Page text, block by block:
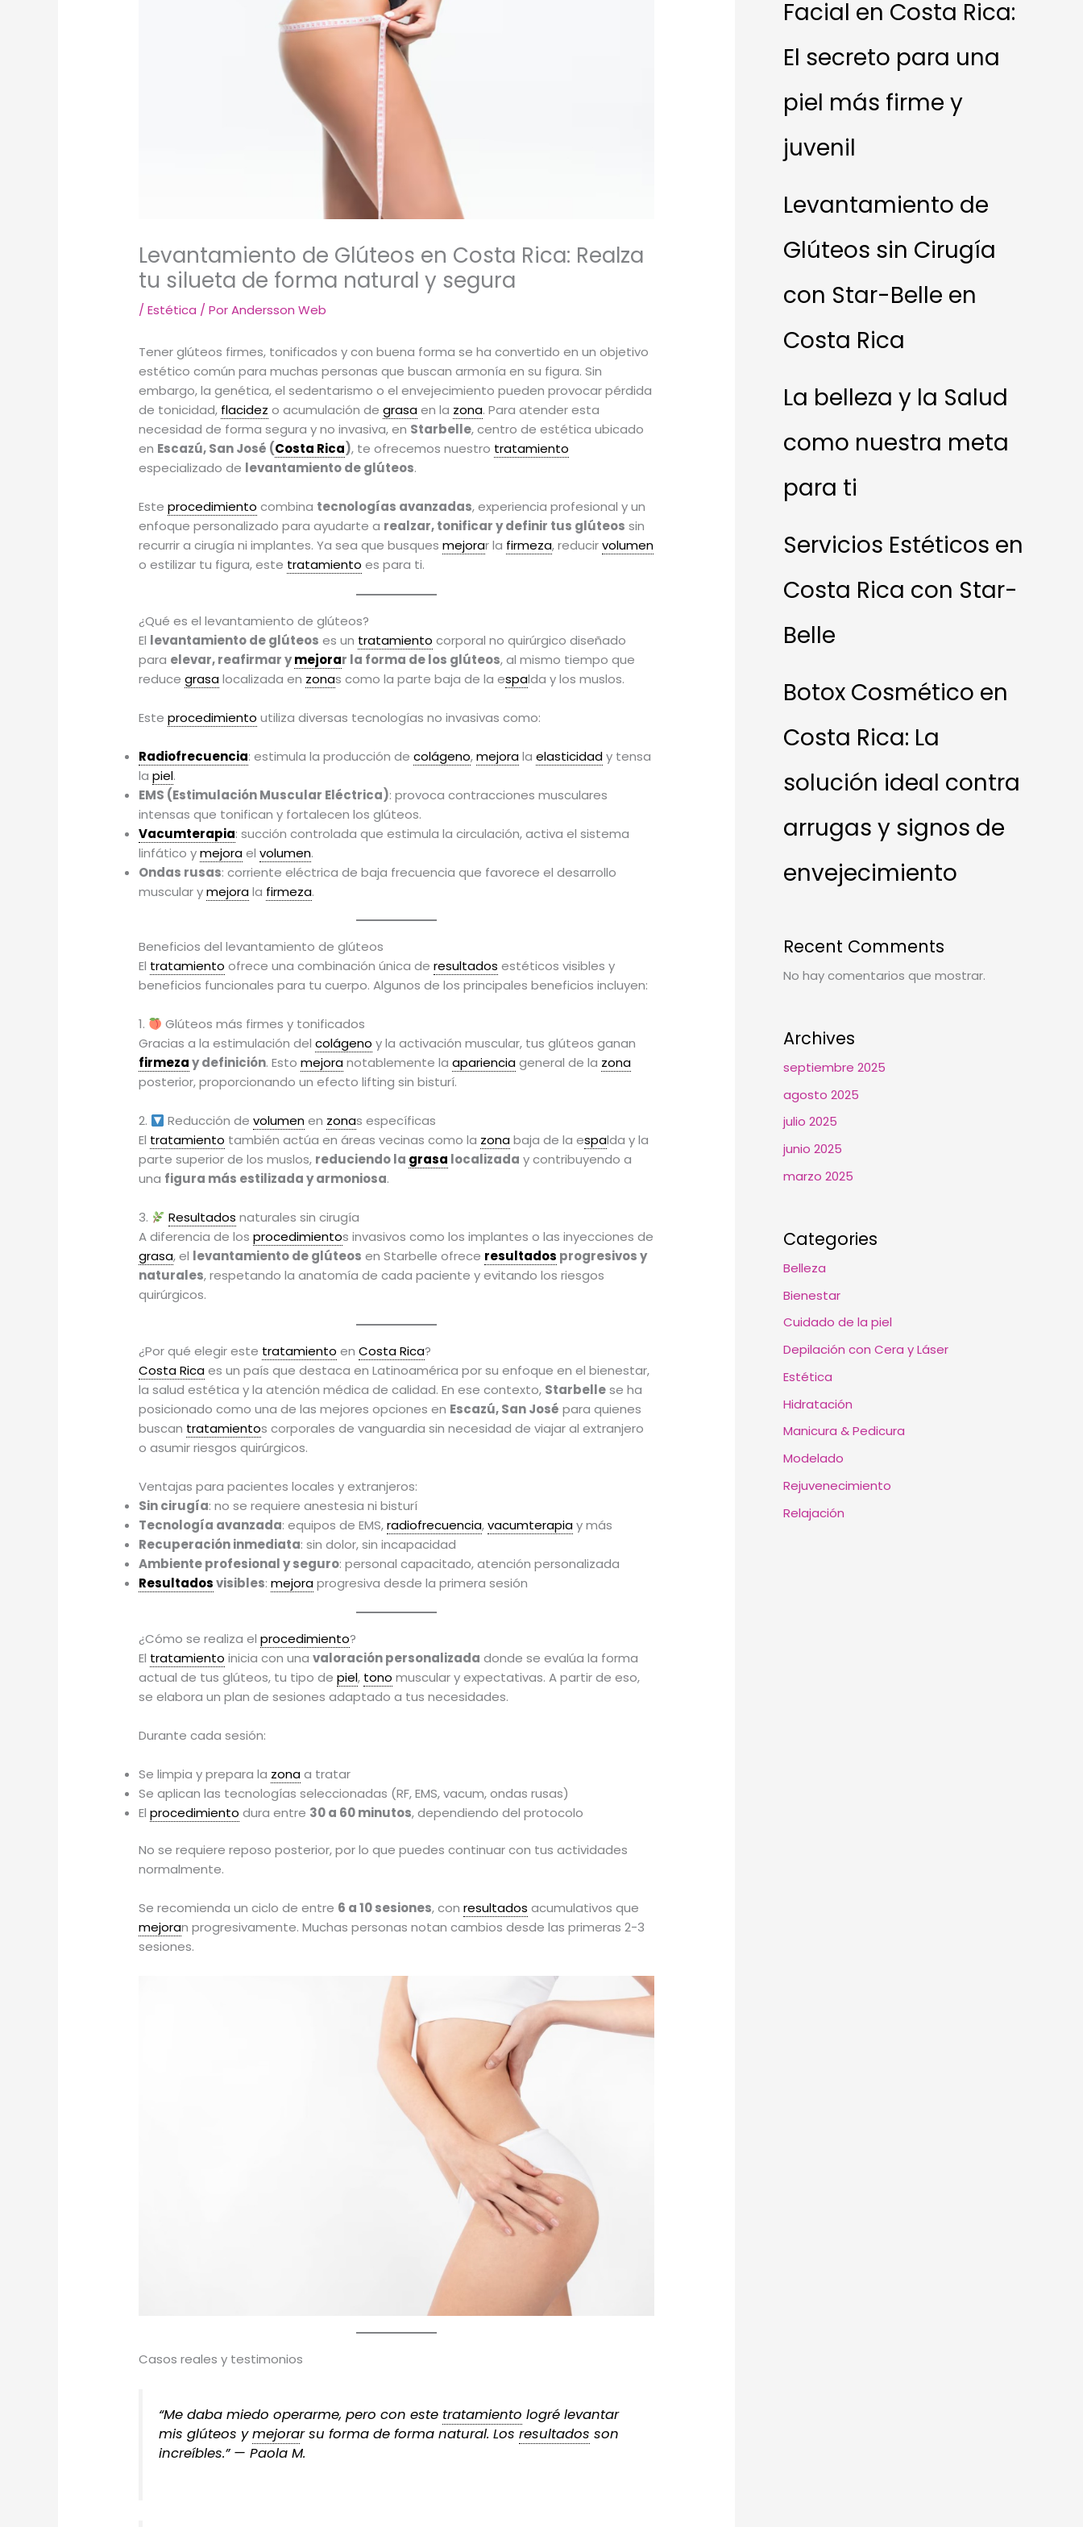
Levantamiento de Glúteos en Costa Rica: Realza
tu silueta de forma natural y segura
/Estética / PorAndersson Web
Tener glúteos firmes, tonificados y con buena forma se ha convertido en un objetivo
estético común para muchas personas que buscan armonía en su figura. Sin
embargo, la genética, el sedentarismo o el envejecimiento pueden provocar pérdida
de tonicidad, flacidez o acumulación degrasaen la zona. Para atender esta
necesidad de forma segura y no invasiva, en Starbelle, centro de estética ubicado
en Escazú, San José (Costa Rica), te ofrecemos nuestro tratamiento
especializado de levantamiento de glúteos.
Esteprocedimiento combina tecnologías avanzadas, experiencia profesional y un
enfoque personalizado para ayudarte a realzar, tonificar y definir tus glúteos sin
recurrir a cirugía ni implantes. Ya sea que busquesmejorar la firmeza, reducirvolumen
o estilizar tu figura, este tratamiento es para ti.
¿Qué es el levantamiento de glúteos?
El levantamiento de glúteos es un tratamiento corporal no quirúrgico diseñado
para elevar, reafirmar ymejorar la forma de los glúteos, al mismo tiempo que
reducegrasalocalizada en zonas como la parte baja de la espalda y los muslos.
Esteprocedimiento utiliza diversas tecnologías no invasivas como:
Radiofrecuencia: estimula la producción decolágeno,mejoralaelasticidady tensa
lapiel.
EMS (Estimulación Muscular Eléctrica): provoca contracciones musculares
intensas que tonifican y fortalecen los glúteos.
Vacumterapia: succión controlada que estimula la circulación, activa el sistema
linfático ymejoraelvolumen.
Ondas rusas: corriente eléctrica de baja frecuencia que favorece el desarrollo
muscular ymejorala firmeza.
Beneficios del levantamiento de glúteos
El tratamiento ofrece una combinación única deresultados estéticos visibles y
beneficios funcionales para tu cuerpo. Algunos de los principales beneficios incluyen:
1.
Glúteos más firmes y tonificados
Gracias a la estimulación delcolágeno y la activación muscular, tus glúteos ganan
firmezay definición. Estomejoranotablemente laaparienciageneral de la zona
posterior, proporcionando un efecto lifting sin bisturí.
2. Reducción devolumenen zonas específicas
El tratamiento también actúa en áreas vecinas como la zonabaja de la espalda y la
parte superior de los muslos, reduciendo la grasa localizada y contribuyendo a
una figura más estilizada y armoniosa.
3. Resultados naturales sin cirugía
A diferencia de losprocedimientos invasivos como los implantes o las inyecciones de
grasa, el levantamiento de glúteos en Starbelle ofrece resultados progresivos y
naturales, respetando la anatomía de cada paciente y evitando los riesgos
quirúrgicos.
¿Por qué elegir este tratamiento enCosta Rica?
Costa Ricaes un país que destaca en Latinoamérica por su enfoque en el bienestar,
la salud estética y la atención médica de calidad. En ese contexto, Starbellese ha
posicionado como una de las mejores opciones en Escazú, San José para quienes
buscan tratamientos corporales de vanguardia sin necesidad de viajar al extranjero
o asumir riesgos quirúrgicos.
Ventajas para pacientes locales y extranjeros:
Sin cirugía: no se requiere anestesia ni bisturí
Tecnología avanzada: equipos de EMS,radiofrecuencia,vacumterapiay más
Recuperación inmediata: sin dolor, sin incapacidad
Ambiente profesional y seguro: personal capacitado, atención personalizada
Resultadosvisibles:mejoraprogresiva desde la primera sesión
¿Cómo se realiza elprocedimiento?
El tratamiento inicia con unavaloración personalizada donde se evalúa la forma
actual de tus glúteos, tu tipo depiel, tono muscular y expectativas. A partir de eso,
se elabora un plan de sesiones adaptado a tus necesidades.
Durante cada sesión:
Se limpia y prepara la zonaa tratar
Se aplican las tecnologías seleccionadas (RF, EMS, vacum, ondas rusas)
Elprocedimiento dura entre 30 a 60 minutos, dependiendo del protocolo
No se requiere reposo posterior, por lo que puedes continuar con tus actividades
normalmente.
Se recomienda un ciclo de entre 6 a 10 sesiones, conresultados acumulativos que
mejoran progresivamente. Muchas personas notan cambios desde las primeras 2-3
sesiones.
Casos reales y testimonios
“Me daba miedo operarme, pero con este tratamiento logré levantar
mis glúteos ymejorar su forma de forma natural. Losresultados son
increíbles.” —Paola M.
Facial en Costa Rica:
El secreto para una
piel más firme y
juvenil
Levantamiento de
Glúteos sin Cirugía
con Star-Belle en
Costa Rica
La belleza y la Salud
como nuestra meta
para ti
Servicios Estéticos en
Costa Rica con Star-
Belle
Botox Cosmético en
Costa Rica: La
solución ideal contra
arrugas y signos de
envejecimiento
Recent Comments
No hay comentarios que mostrar.
Archives
septiembre 2025
agosto 2025
julio 2025
junio 2025
marzo 2025
Categories
Belleza
Bienestar
Cuidado de la piel
Depilación con Cera y Láser
Estética
Hidratación
Manicura & Pedicura
Modelado
Rejuvenecimiento
Relajación